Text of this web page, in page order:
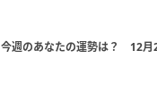
今週のあなたの運勢は？ 12月